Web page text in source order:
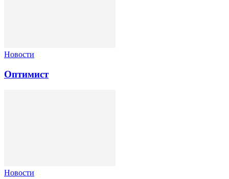
Новости
Оптимист
Новости